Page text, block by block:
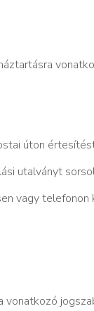
úton
utalványt
vagy telefonon